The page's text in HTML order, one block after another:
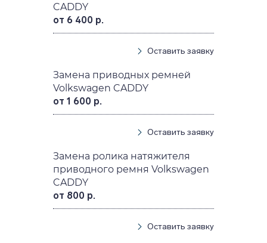
CADDY
от 6 400 р.
Оставить заявку
Замена приводных ремней
Volkswagen CADDY
от 1 600 р.
Оставить заявку
Замена ролика натяжителя
приводного ремня Volkswagen
CADDY
от 800 р.
Оставить заявку